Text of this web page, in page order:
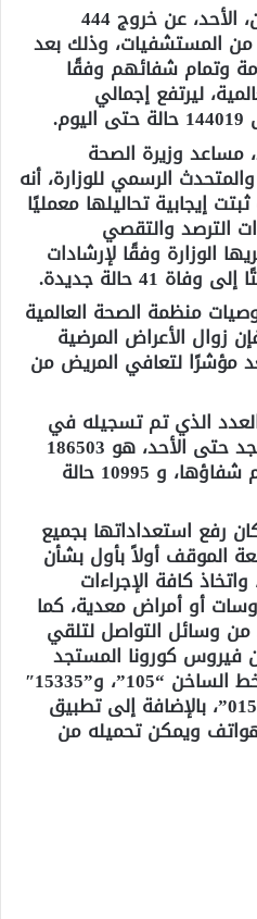
أعلنت وزارة الصحة والسكان، الأحد، عن خروج 444
المستشفيات، وذلك بعد
وتمام شفائهم وفقًا
ليرتفع إجمالي
مساعد وزيرة الصحة
الرسمي للوزارة، أنه
جديدة ثبتت إيجابية تحاليلها معمليًا
الترصد والتقصي
الوزارة وفقًا لإرشادات
41 حالة جديدة.
منظمة الصحة العالمية
في ٢٧ مايو ٢٠٢٠، فإن زوال الأعراض المرضية
يعد مؤشرًا لتعافي المريض من
الذي تم تسجيله في
مصر بفيروس كورونا المستجد حتى الأحد، هو 186503
من ضمنهم 144019 حالة تم شفاؤها، و 10995 حالة
رفع استعداداتها بجميع
الموقف أولاً بأول بشأن
كافة الإجراءات
أو أمراض معدية، كما
وسائل التواصل لتلقي
فيروس كورونا المستجد
والأمراض المعدية، منها الخط الساخن “105”، و”15335″
ورقم الواتساب “01553105105”، بالإضافة إلى تطبيق
ويمكن تحميله من